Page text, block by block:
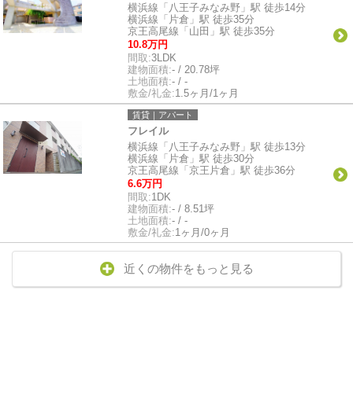
横浜線「八王子みなみ野」駅 徒歩14分
横浜線「片倉」駅 徒歩35分
京王高尾線「山田」駅 徒歩35分
10.8万円
間取:3LDK
建物面積:- / 20.78坪
土地面積:- / -
敷金/礼金:1.5ヶ月/1ヶ月
賃貸｜アパート
フレイル
横浜線「八王子みなみ野」駅 徒歩13分
横浜線「片倉」駅 徒歩30分
京王高尾線「京王片倉」駅 徒歩36分
6.6万円
間取:1DK
建物面積:- / 8.51坪
土地面積:- / -
敷金/礼金:1ヶ月/0ヶ月
近くの物件をもっと見る